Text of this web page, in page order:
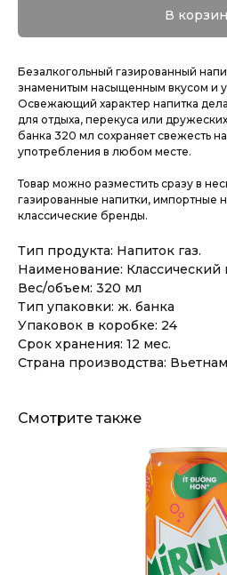
В
Безалкогольный газированный
знаменитым насыщенным вкусом и
Освежающий характер напитка
для отдыха, перекуса или
банка 320 мл сохраняет свежесть
употребления в любом месте.
Товар можно разместить сразу в
газированные напитки, импортные
классические бренды.
Тип продукта: Напиток газ.
Наименование: Классический
Вес/объем: 320 мл
Тип упаковки: ж. банка
Упаковок в коробке: 24
Срок хранения: 12 мес.
Страна производства: Вьетнам
Смотрите также